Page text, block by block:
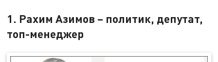
1. Рахим Азимов – политик, депутат,
топ-менеджер